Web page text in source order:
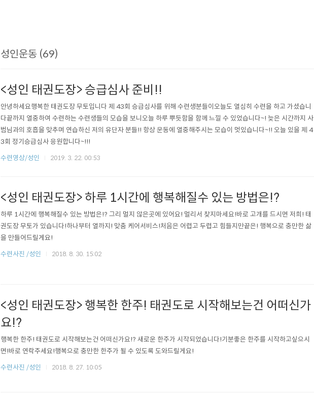
성인운동 (69)
<성인 태권도장> 승급심사 준비!!
안녕하세요행복한 태권도장 무토입니다 제 43회 승급심사를 위해 수련생분들이오늘도 열심히 수련을 하고 가셨습니
다끝까지 열중하여 수련하는 수련생들의 모습을 보니오늘 하루 뿌듯함을 함께 느낄 수 있었습니다~! 늦은 시간까지 사
범님과의 호흡을 맞추며 연습하신 저의 유단자 분들!! 항상 운동에 열중해주시는 모습이 멋있습니다~!! 오늘 있을 제 4
3회 정기승급심사 응원합니다~!!!
수련영상/성인
2019. 3. 22. 00:53
<성인 태권도장> 하루 1시간에 행복해질수 있는 방법은!?
하루 1시간에 행복해질수 있는 방법은!? 그리 멀지 않은곳에 있어요! 멀리서 찾지마세요!바로 고개를 드시면 저희! 태
권도장 무토가 있습니다!하나부터 열까지! 맞춤 케어서비스!처음은 어렵고 두렵고 힘들지만끝은! 행복으로 충만한 삶
을 만들어드릴게요!
수련사진 /성인
2018. 8. 30. 15:02
<성인 태권도장> 행복한 한주! 태권도로 시작해보는건 어떠신가
요!?
행복한 한주! 태권도로 시작해보는건 어떠신가요!? 새로운 한주가 시작되었습니다!기분좋은 한주를 시작하고싶으시
면!바로 연락주세요!행복으로 충만한 한주가 될 수 있도록 도와드릴게요!
수련사진 /성인
2018. 8. 27. 10:05